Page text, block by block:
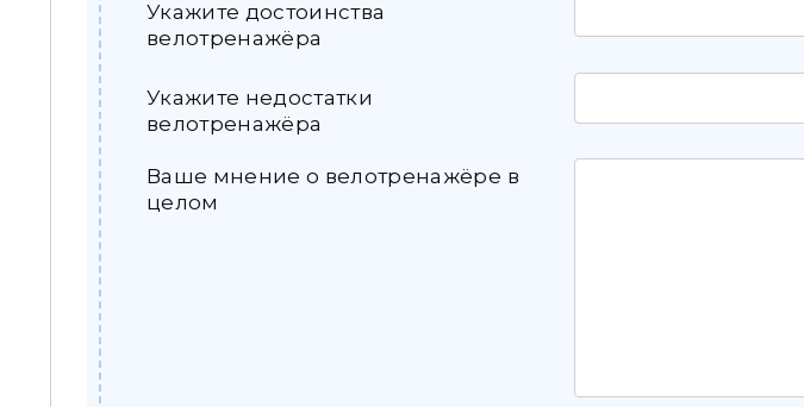
Укажите достоинства
велотренажёра
Укажите недостатки
велотренажёра
Ваше мнение о велотренажёре в
целом